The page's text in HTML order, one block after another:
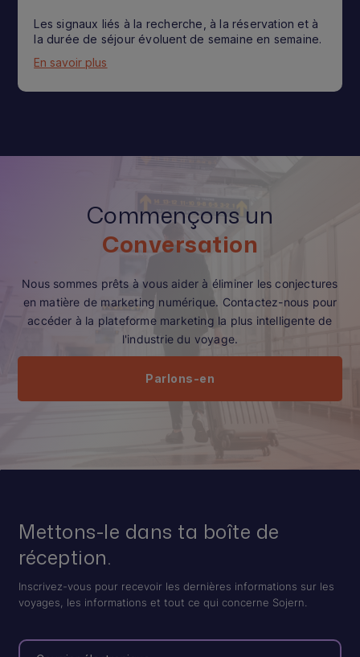
Les signaux liés à la recherche, à la réservation et à
la durée de séjour évoluent de semaine en semaine.
En savoir plus
Commençons un
Conversation
Nous sommes prêts à vous aider à éliminer les conjectures
en matière de marketing numérique. Contactez-nous pour
accéder à la plateforme marketing la plus intelligente de
l'industrie du voyage.
Parlons-en
Mettons-le dans ta boîte de
réception.
Inscrivez-vous pour recevoir les dernières informations sur les
voyages, les informations et tout ce qui concerne Sojern.